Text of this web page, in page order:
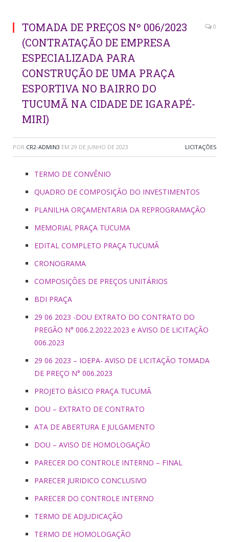
TOMADA DE PREÇOS Nº 006/2023
(CONTRATAÇÃO DE EMPRESA
ESPECIALIZADA PARA
CONSTRUÇÃO DE UMA PRAÇA
ESPORTIVA NO BAIRRO DO
TUCUMÃ NA CIDADE DE IGARAPÉ-
MIRI)
0
POR CR2-ADMIN3 EM 29 DE JUNHO DE 2023 LICITAÇÕES
TERMO DE CONVÊNIO
QUADRO DE COMPOSIÇÃO DO INVESTIMENTOS
PLANILHA ORÇAMENTARIA DA REPROGRAMAÇÃO
MEMORIAL PRAÇA TUCUMA
EDITAL COMPLETO PRAÇA TUCUMÃ
CRONOGRAMA
COMPOSIÇÕES DE PREÇOS UNITÁRIOS
BDI PRAÇA
29 06 2023 -DOU EXTRATO DO CONTRATO DO
PREGÃO N° 006.2.2022.2023 e AVISO DE LICITAÇÃO
006.2023
29 06 2023 – IOEPA- AVISO DE LICITAÇÃO TOMADA
DE PREÇO N° 006.2023
PROJETO BÀSICO PRAÇA TUCUMÃ
DOU – EXTRATO DE CONTRATO
ATA DE ABERTURA E JULGAMENTO
DOU – AVISO DE HOMOLOGAÇÃO
PARECER DO CONTROLE INTERNO – FINAL
PARECER JURIDICO CONCLUSIVO
PARECER DO CONTROLE INTERNO
TERMO DE ADJUDICAÇÃO
TERMO DE HOMOLOGAÇÃO